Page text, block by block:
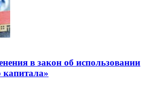
в закон об использовании
капитала»